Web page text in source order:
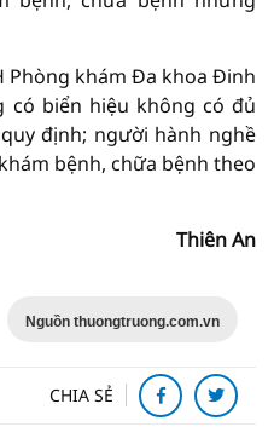
Phòng khám Đa khoa Đinh
có biển hiệu không có đủ
định; người hành nghề
bệnh, chữa bệnh theo
Thiên An
Nguồn thuongtruong.com.vn
CHIA SẺ